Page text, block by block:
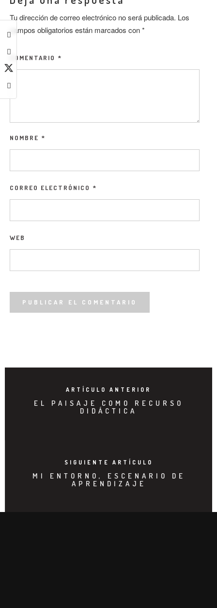
Tu dirección de correo electrónico no será publicada. Los
campos obligatorios están marcados con*
COMENTARIO *
NOMBRE *
CORREO ELECTRÓNICO *
WEB
ARTÍCULO ANTERIOR
EL PAISAJE COMO RECURSO
DIDÁCTICA
SIGUIENTE ARTÍCULO
MI ENTORNO, ESCENARIO DE
APRENDIZAJE